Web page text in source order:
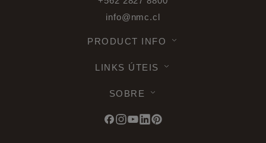
info@nmc.cl
PRODUCT INFO
LINKS ÚTEIS
SOBRE